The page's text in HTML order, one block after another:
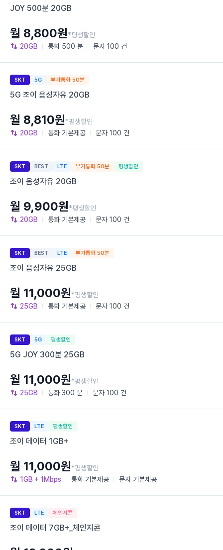
JOY 500분 20GB
20GB 통화 500 분 문자 100 건
월 8,800원*평생할인
SKT 5G 부가통화 50분
5G 조이 음성자유 20GB
20GB 통화 기본제공 문자 100 건
월 8,810원*평생할인
SKT BEST LTE 부가통화 50분 평생할인
조이 음성자유 20GB
20GB 통화 기본제공 문자 100 건
월 9,900원*평생할인
SKT BEST LTE 부가통화 50분
조이 음성자유 25GB
25GB 통화 기본제공 문자 100 건
월 11,000원*평생할인
SKT 5G 평생할인
5G JOY 300분 25GB
25GB 통화 300 분 문자 100 건
월 11,000원*평생할인
SKT LTE 평생할인
조이 데이터 1GB+
1GB + 1Mbps 통화 기본제공 문자 기본제공
월 11,000원*평생할인
SKT LTE 체인지콘
조이 데이터 7GB+_체인지콘